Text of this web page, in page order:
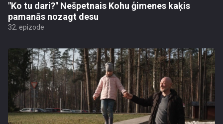
"Ko tu dari?" Nešpetnais Kohu ģimenes kaķis
pamanās nozagt desu
32. epizode